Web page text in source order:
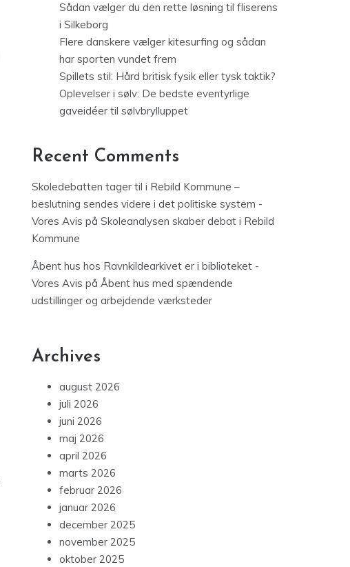
Sådan vælger du den rette løsning til fliserens
i Silkeborg
Flere danskere vælger kitesurfing og sådan
har sporten vundet frem
Spillets stil: Hård britisk fysik eller tysk taktik?
Oplevelser i sølv: De bedste eventyrlige
gaveidéer til sølvbrylluppet
Recent Comments
Skoledebatten tager til i Rebild Kommune –
beslutning sendes videre i det politiske system -
Vores Avis på Skoleanalysen skaber debat i Rebild
Kommune
Åbent hus hos Ravnkildearkivet er i biblioteket -
Vores Avis på Åbent hus med spændende
udstillinger og arbejdende værksteder
Archives
august 2026
juli 2026
juni 2026
maj 2026
april 2026
marts 2026
februar 2026
januar 2026
december 2025
november 2025
oktober 2025